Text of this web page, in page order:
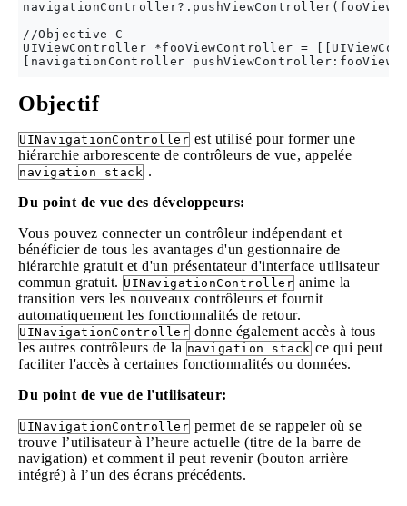
//Objective-C
UIViewController *fooViewController =
Objectif
UINavigationController est utilisé pour former une
hiérarchie arborescente de contrôleurs de vue, appelée
navigation stack .
Du point de vue des développeurs:
Vous pouvez connecter un contrôleur indépendant et
bénéficier de tous les avantages d'un gestionnaire de
hiérarchie gratuit et d'un présentateur d'interface utilisateur
commun gratuit. UINavigationController anime la
transition vers les nouveaux contrôleurs et fournit
automatiquement les fonctionnalités de retour.
UINavigationController donne également accès à tous
les autres contrôleurs de la navigation stack ce qui peut
faciliter l'accès à certaines fonctionnalités ou données.
Du point de vue de l'utilisateur:
UINavigationController permet de se rappeler où se
trouve l’utilisateur à l’heure actuelle (titre de la barre de
navigation) et comment il peut revenir (bouton arrière
intégré) à l’un des écrans précédents.